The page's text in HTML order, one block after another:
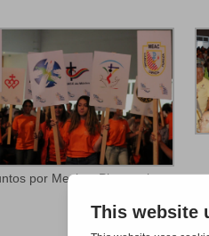
por Mexico; Photo private